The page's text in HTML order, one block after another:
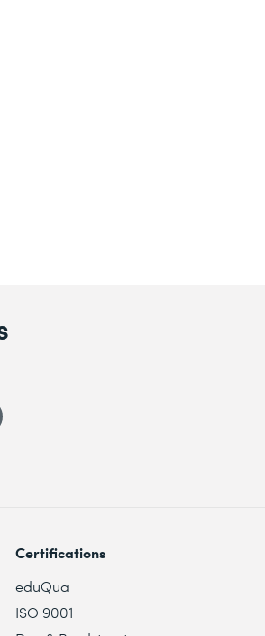
Certifications
eduQua
ISO 9001